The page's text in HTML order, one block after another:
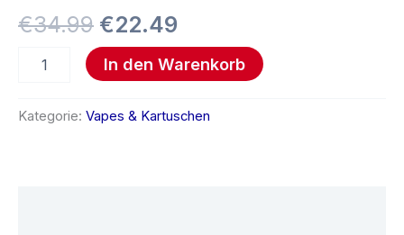
€34.99 €22.49
In den Warenkorb
Kategorie: Vapes & Kartuschen